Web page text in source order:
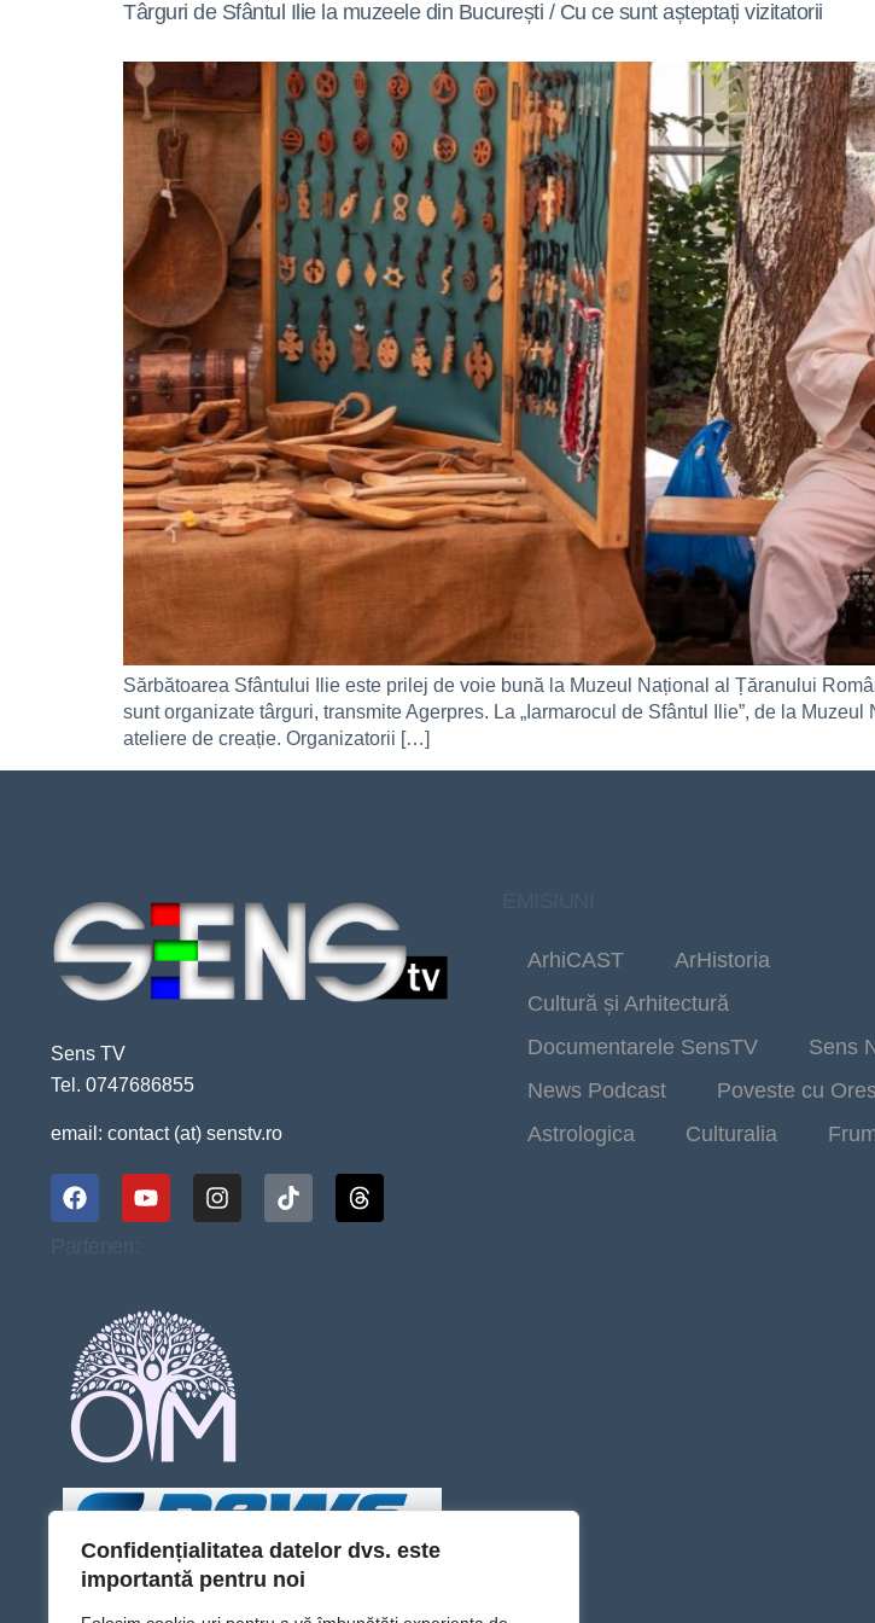
Confidențialitatea datelor dvs. este
importantă pentru noi
Târguri de Sfântul Ilie la muzeele din București / Cu ce sunt așteptați vizitatorii
Sărbătoarea Sfântului Ilie este prilej de voie bună la Muzeul Național al Țăranului
sunt organizate târguri, transmite Agerpres. La „Iarmarocul de Sfântul Ilie”, de la
ateliere de creație. Organizatorii […]
Sens TV
Tel. 0747686855
email: contact (at) senstv.ro
ArhiCAST
ArHistoria
Cultură și Arhitectură
Documentarele SensTV
Sens
News Podcast
Poveste cu
Astrologica
Culturalia